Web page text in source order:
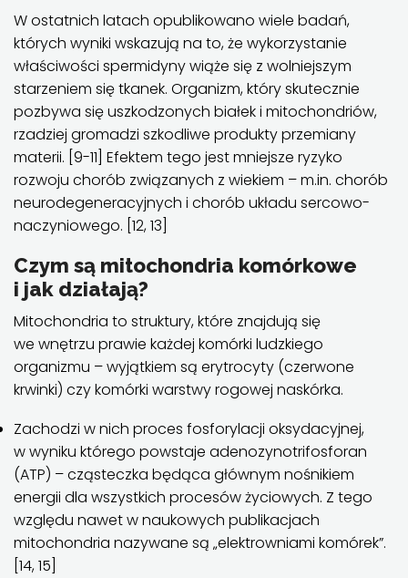
W ostatnich latach opublikowano wiele badań,
których wyniki wskazują na to, że wykorzystanie
właściwości spermidyny wiąże się z wolniejszym
starzeniem się tkanek. Organizm, który skutecznie
pozbywa się uszkodzonych białek i mitochondriów,
rzadziej gromadzi szkodliwe produkty przemiany
materii. [9-11] Efektem tego jest mniejsze ryzyko
rozwoju chorób związanych z wiekiem – m.in. chorób
neurodegeneracyjnych i chorób układu sercowo-
naczyniowego. [12, 13]
Czym są mitochondria komórkowe
i jak działają?
Mitochondria to struktury, które znajdują się
we wnętrzu prawie każdej komórki ludzkiego
organizmu – wyjątkiem są erytrocyty (czerwone
krwinki) czy komórki warstwy rogowej naskórka.
Zachodzi w nich proces fosforylacji oksydacyjnej,
w wyniku którego powstaje adenozynotrifosforan
(ATP) – cząsteczka będąca głównym nośnikiem
energii dla wszystkich procesów życiowych. Z tego
względu nawet w naukowych publikacjach
mitochondria nazywane są „elektrowniami komórek”.
[14, 15]